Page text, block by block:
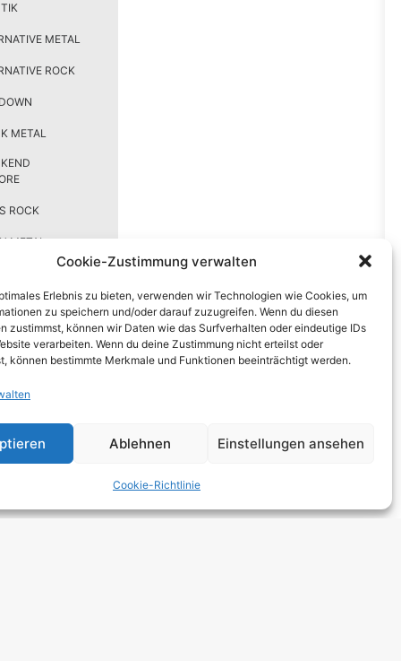
Cookie-Zustimmung verwalten
Erlebnis zu bieten, verwenden wir Technologien wie Cookies, um
zu speichern und/oder darauf zuzugreifen. Wenn du diesen
zustimmst, können wir Daten wie das Surfverhalten oder eindeutige IDs
verarbeiten. Wenn du deine Zustimmung nicht erteilst oder
können bestimmte Merkmale und Funktionen beeinträchtigt werden.
Ablehnen Einstellungen ansehen
Cookie-Richtlinie
METAL
ROCK
METAL
ROCK
METAL
ROCK